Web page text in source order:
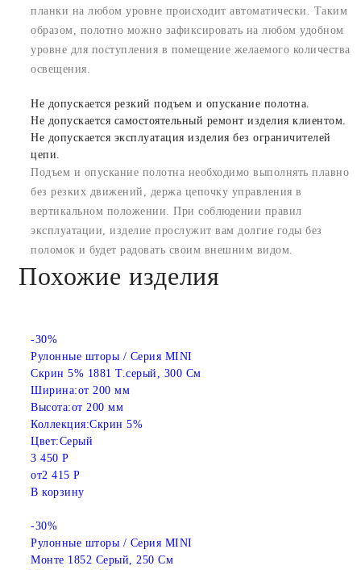
планки на любом уровне происходит автоматически. Таким
образом, полотно можно зафиксировать на любом удобном
уровне для поступления в помещение желаемого количества
освещения.
Не допускается резкий подъем и опускание полотна.
Не допускается самостоятельный ремонт изделия клиентом.
Не допускается эксплуатация изделия без ограничителей
цепи.
Подъем и опускание полотна необходимо выполнять плавно
без резких движений, держа цепочку управления в
вертикальном положении. При соблюдении правил
эксплуатации, изделие прослужит вам долгие годы без
поломок и будет радовать своим внешним видом.
Похожие изделия
-30%
Рулонные шторы / Серия MINI
Скрин 5% 1881 Т.серый, 300 См
Ширина:от 200 мм
Высота:от 200 мм
Коллекция:Скрин 5%
Цвет:Серый
3 450 Р
от2 415 Р
В корзину
-30%
Рулонные шторы / Серия MINI
Монте 1852 Серый, 250 См